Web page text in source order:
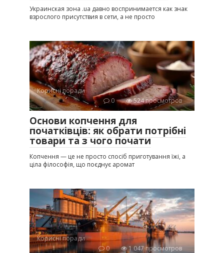
Украинская зона .ua давно воспринимается как знак
взрослого присутствия в сети, а не просто
Корисні поради
0
524 просмотров
Основи копчення для
початківців: як обрати потрібні
товари та з чого почати
Копчення — це не просто спосіб приготування їжі, а
ціла філософія, що поєднує аромат
Корисні поради
0
1 047 просмотров